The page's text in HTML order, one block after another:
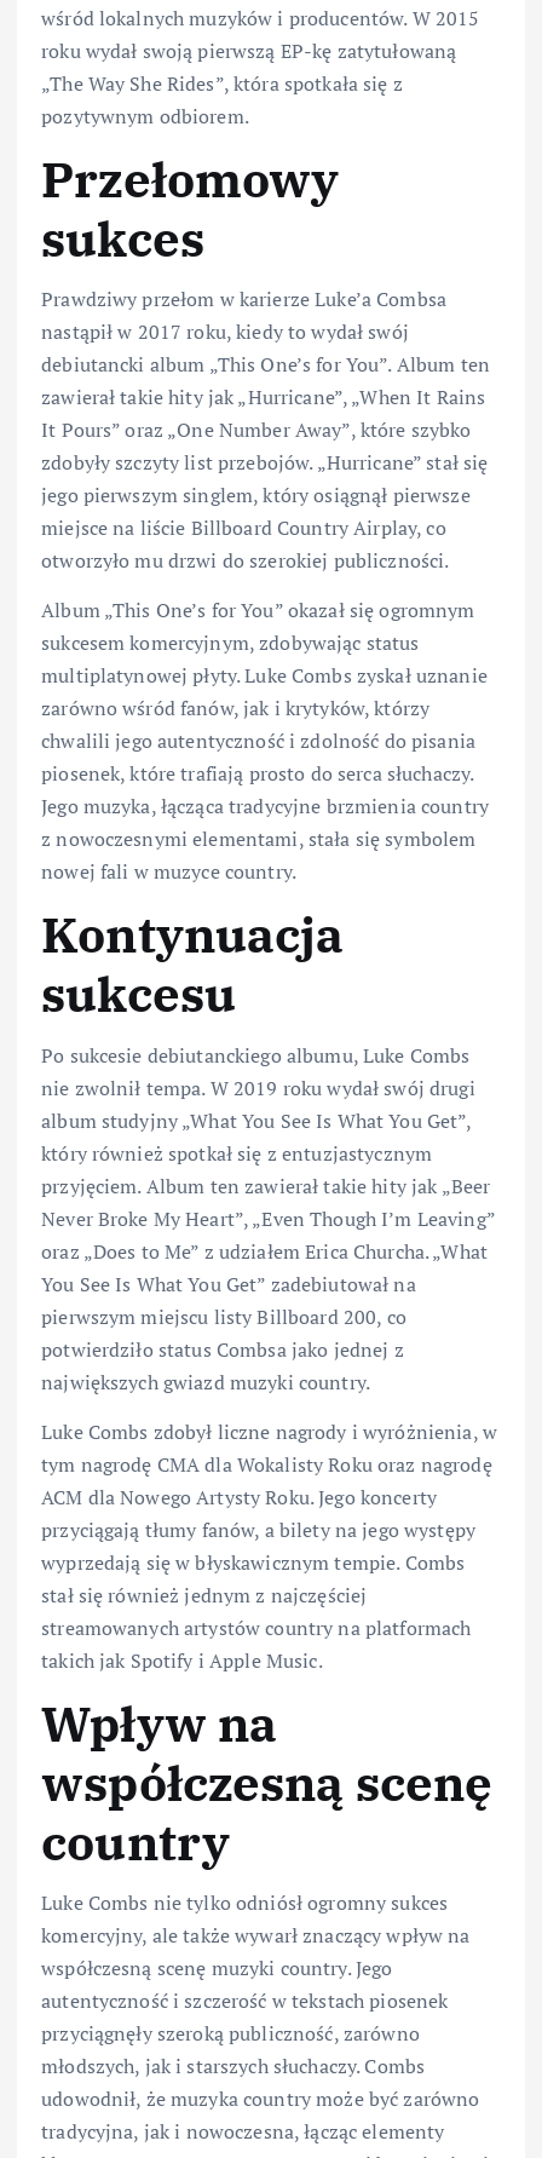
wśród lokalnych muzyków i producentów. W 2015
roku wydał swoją pierwszą EP-kę zatytułowaną
„The Way She Rides”, która spotkała się z
pozytywnym odbiorem.
Przełomowy
sukces
Prawdziwy przełom w karierze Luke’a Combsa
nastąpił w 2017 roku, kiedy to wydał swój
debiutancki album „This One’s for You”. Album ten
zawierał takie hity jak „Hurricane”, „When It Rains
It Pours” oraz „One Number Away”, które szybko
zdobyły szczyty list przebojów. „Hurricane” stał się
jego pierwszym singlem, który osiągnął pierwsze
miejsce na liście Billboard Country Airplay, co
otworzyło mu drzwi do szerokiej publiczności.
Album „This One’s for You” okazał się ogromnym
sukcesem komercyjnym, zdobywając status
multiplatynowej płyty. Luke Combs zyskał uznanie
zarówno wśród fanów, jak i krytyków, którzy
chwalili jego autentyczność i zdolność do pisania
piosenek, które trafiają prosto do serca słuchaczy.
Jego muzyka, łącząca tradycyjne brzmienia country
z nowoczesnymi elementami, stała się symbolem
nowej fali w muzyce country.
Kontynuacja
sukcesu
Po sukcesie debiutanckiego albumu, Luke Combs
nie zwolnił tempa. W 2019 roku wydał swój drugi
album studyjny „What You See Is What You Get”,
który również spotkał się z entuzjastycznym
przyjęciem. Album ten zawierał takie hity jak „Beer
Never Broke My Heart”, „Even Though I’m Leaving”
oraz „Does to Me” z udziałem Erica Churcha. „What
You See Is What You Get” zadebiutował na
pierwszym miejscu listy Billboard 200, co
potwierdziło status Combsa jako jednej z
największych gwiazd muzyki country.
Luke Combs zdobył liczne nagrody i wyróżnienia, w
tym nagrodę CMA dla Wokalisty Roku oraz nagrodę
ACM dla Nowego Artysty Roku. Jego koncerty
przyciągają tłumy fanów, a bilety na jego występy
wyprzedają się w błyskawicznym tempie. Combs
stał się również jednym z najczęściej
streamowanych artystów country na platformach
takich jak Spotify i Apple Music.
Wpływ na
współczesną scenę
country
Luke Combs nie tylko odniósł ogromny sukces
komercyjny, ale także wywarł znaczący wpływ na
współczesną scenę muzyki country. Jego
autentyczność i szczerość w tekstach piosenek
przyciągnęły szeroką publiczność, zarówno
młodszych, jak i starszych słuchaczy. Combs
udowodnił, że muzyka country może być zarówno
tradycyjna, jak i nowoczesna, łącząc elementy